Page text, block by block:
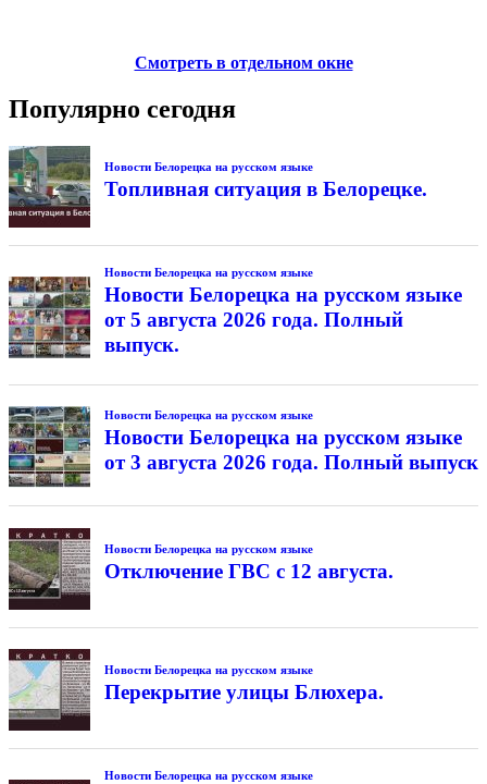
Смотреть в отдельном окне
Популярно сегодня
Новости Белорецка на русском языке
Топливная ситуация в Белорецке.
Новости Белорецка на русском языке
Новости Белорецка на русском языке
от 5 августа 2026 года. Полный
выпуск.
Новости Белорецка на русском языке
Новости Белорецка на русском языке
от 3 августа 2026 года. Полный выпуск
Новости Белорецка на русском языке
Отключение ГВС с 12 августа.
Новости Белорецка на русском языке
Перекрытие улицы Блюхера.
Новости Белорецка на русском языке